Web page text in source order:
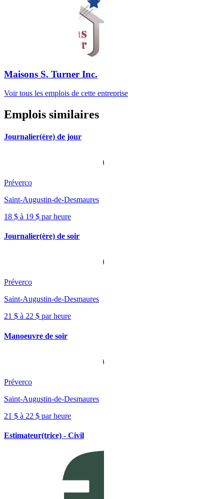
Maisons S. Turner Inc.
Voir tous les emplois de cette entreprise
Emplois similaires
Journalier(ère) de jour
Préverco
Saint-Augustin-de-Desmaures
18 $ à 19 $ par heure
Journalier(ère) de soir
Préverco
Saint-Augustin-de-Desmaures
21 $ à 22 $ par heure
Manoeuvre de soir
Préverco
Saint-Augustin-de-Desmaures
21 $ à 22 $ par heure
Estimateur(trice) - Civil